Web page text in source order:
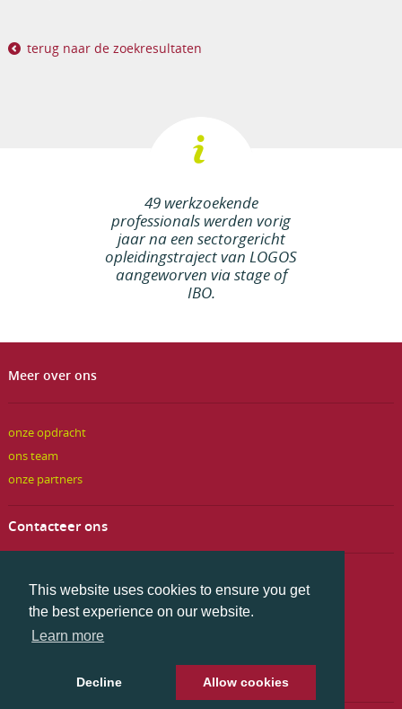
This website uses cookies to ensure you get
the best experience on our website.
Learn more
Decline Allow cookies
terug naar de zoekresultaten
49 werkzoekende
professionals werden vorig
jaar na een sectorgericht
opleidingstraject van LOGOS
aangeworven via stage of
IBO.
Meer over ons
onze opdracht
ons team
onze partners
Contacteer ons
LOGOS (Opleidingsfonds PC 226)
Postadres: Brouwersvliet 33 bus 7, 2000 Antwerpen
Ingang bezoekers: Adriaan Brouwerstraat 24
logos@logosinform.be